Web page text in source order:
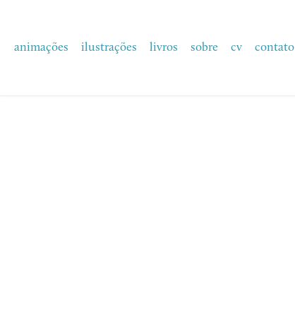
animações ilustrações livros sobre cv contato